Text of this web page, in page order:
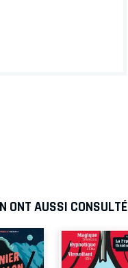
ONT AUSSI CONSULTÉ